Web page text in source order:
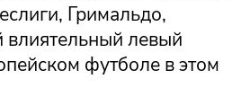
Гримальдо,
левый
футболе в этом